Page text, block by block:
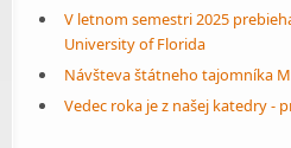
V letnom semestri 2025
University of Florida
Návšteva štátneho tajomníka
Vedec roka je z našej katedry -